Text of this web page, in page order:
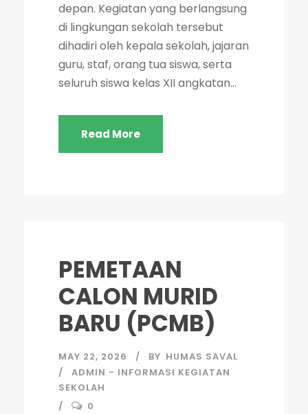
depan. Kegiatan yang berlangsung
di lingkungan sekolah tersebut
dihadiri oleh kepala sekolah, jajaran
guru, staf, orang tua siswa, serta
seluruh siswa kelas XII angkatan...
Read More
PEMETAAN
CALON MURID
BARU (PCMB)
MAY 22, 2026 BY HUMAS SAVAL
ADMIN - INFORMASI KEGIATAN
SEKOLAH
0